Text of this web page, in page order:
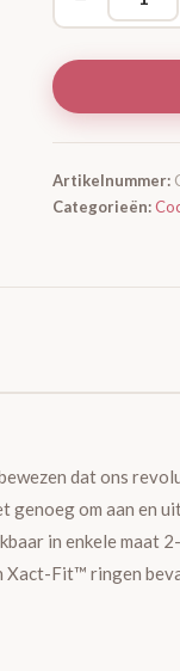
Artikelnummer:
Categorieën:
dat ons
om aan en
in enkele maat
Fit™ ringen